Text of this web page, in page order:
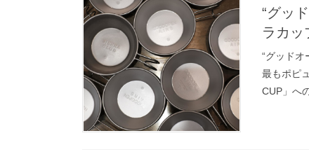
“グッ
ラカッ
“グッドオ
最もポピ
CUP」へ